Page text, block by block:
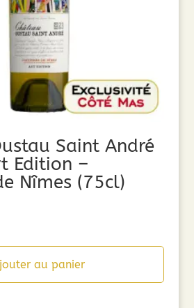
Saint André
Edition –
Nîmes (75cl)
au panier